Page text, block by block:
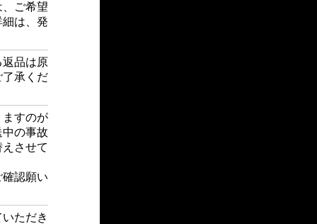
ご希望
は、発
返品は原
了承くだ
ますのが
の事故
させて
認願い
ただき